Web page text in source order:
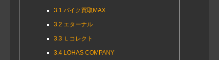
3.1 バイク買取MAX
3.2 エターナル
3.3 Ｌコレクト
3.4LOHAS COMPANY